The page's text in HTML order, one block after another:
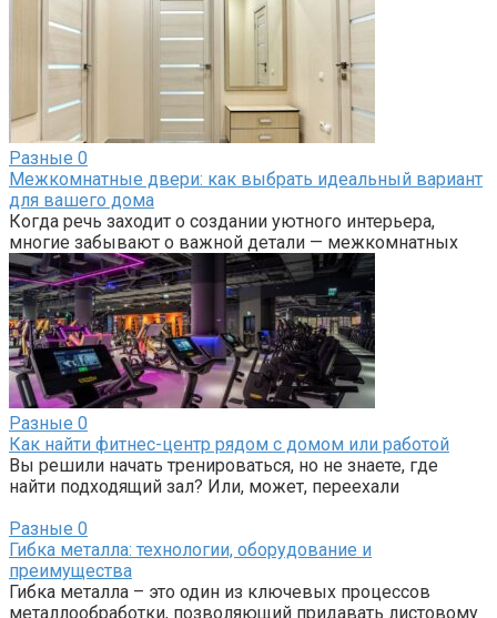
Разные 0
Межкомнатные двери: как выбрать идеальный вариант
для вашего дома
Когда речь заходит о создании уютного интерьера,
многие забывают о важной детали — межкомнатных
Разные 0
Как найти фитнес-центр рядом с домом или работой
Вы решили начать тренироваться, но не знаете, где
найти подходящий зал? Или, может, переехали
Разные 0
Гибка металла: технологии, оборудование и
преимущества
Гибка металла – это один из ключевых процессов
металлообработки, позволяющий придавать листовому